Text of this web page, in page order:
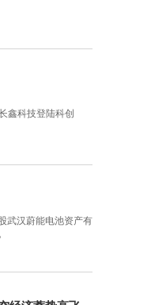
鑫科技登陆科创
武汉蔚能电池资产有